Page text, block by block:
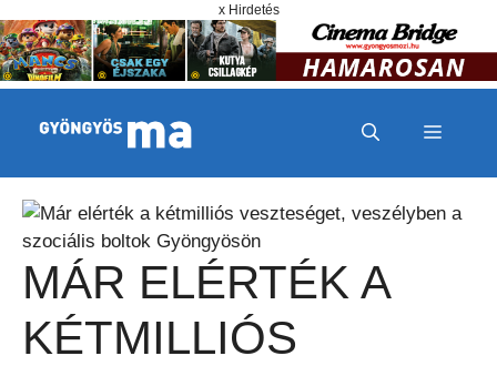
x Hirdetés
MENÜ
MÁR ELÉRTÉK A
KÉTMILLIÓS